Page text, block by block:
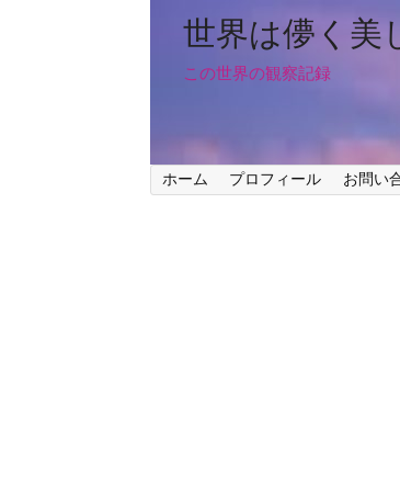
世界は儚く美
この世界の観察記録
ホーム プロフィール お問い